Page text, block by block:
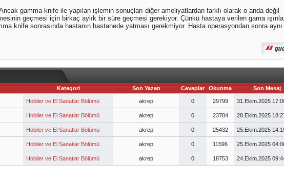
gamma knife ile yapılan işlemin sonuçları diğer ameliyatlardan farklı olarak o anda değil
geçmesi için birkaç aylık bir süre geçmesi gerekiyor. Çünkü hastaya verilen gama
knife sonrasında hastanın hastanede yatması gerekmiyor. Hasta operasyondan sonra aynı
Kategori Son Yazan Cevaplar Okunma Son Mesaj
Hobiler ve El Sanatlar Bölümü akrep 0 29799 31.Ekim.2025
Hobiler ve El Sanatlar Bölümü akrep 0 23784 28.Ekim.2025
Hobiler ve El Sanatlar Bölümü akrep 0 25432 25.Ekim.2025
Hobiler ve El Sanatlar Bölümü akrep 0 11596 25.Ekim.2025
Hobiler ve El Sanatlar Bölümü akrep 0 18753 24.Ekim.2025